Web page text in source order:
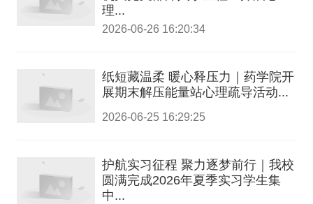
理...
2026-06-26 16:20:34
纸短藏温柔 暖心释压力｜药学院开
展期末解压能量站心理疏导活动...
2026-06-25 16:29:25
护航实习征程 聚力逐梦前行｜我校
圆满完成2026年夏季实习学生集
中...